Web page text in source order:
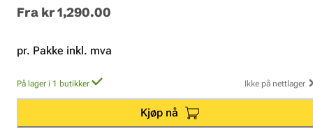
Fra kr 1,290.00
pr. Pakke inkl. mva
På lager i 1 butikker Ikke på nettlager
Kjøp nå